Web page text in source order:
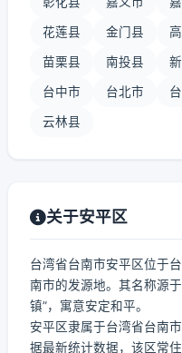
花莲县 金门县
苗栗县 南投县
台中市 台北市
云林县
关于安平区
台湾省台南市安平区位于
南市的发源地。其名称源
镇”，寓意安定和平。
安平区隶属于台湾省台南
据最新统计数据，该区常